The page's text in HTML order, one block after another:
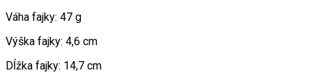
Váha fajky: 47 g
Výška fajky: 4,6 cm
Dĺžka fajky: 14,7 cm